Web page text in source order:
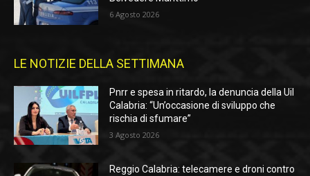
6 Agosto 2026
LE NOTIZIE DELLA SETTIMANA
Pnrr e spesa in ritardo, la denuncia della Uil
Calabria: “Un’occasione di sviluppo che
rischia di sfumare”
3 Agosto 2026
Reggio Calabria: telecamere e droni contro